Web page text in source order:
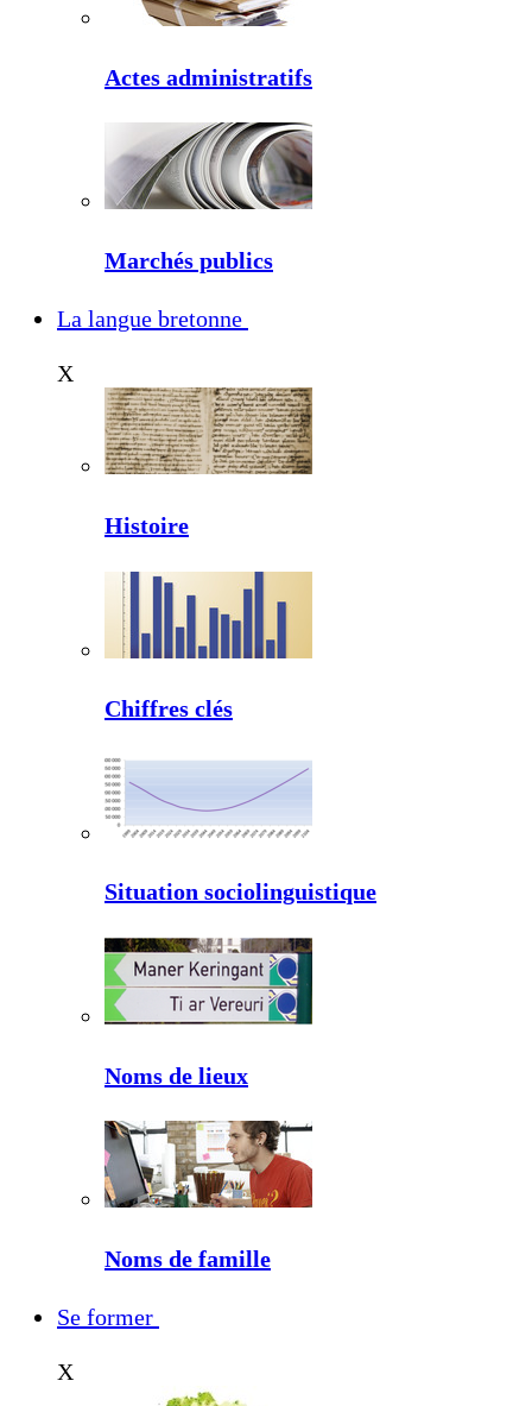
Actes administratifs
Marchés publics
La langue bretonne
X
Histoire
Chiffres clés
Situation sociolinguistique
Noms de lieux
Noms de famille
Se former
X